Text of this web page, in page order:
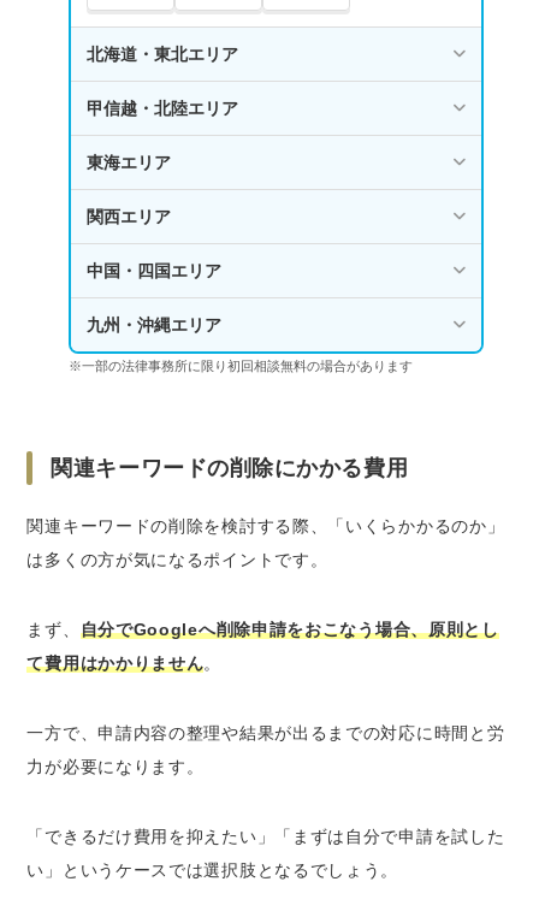
北海道・東北エリア
甲信越・北陸エリア
東海エリア
関西エリア
中国・四国エリア
九州・沖縄エリア
※一部の法律事務所に限り初回相談無料の場合があります
関連キーワードの削除にかかる費用
関連キーワードの削除を検討する際、「いくらかかるのか」
は多くの方が気になるポイントです。
まず、 自分でGoogleへ削除申請をおこなう場合、原則とし
て費用はかかりません。
一方で、申請内容の整理や結果が出るまでの対応に時間と労
力が必要になります。
「できるだけ費用を抑えたい」「まずは自分で申請を試した
い」というケースでは選択肢となるでしょう。